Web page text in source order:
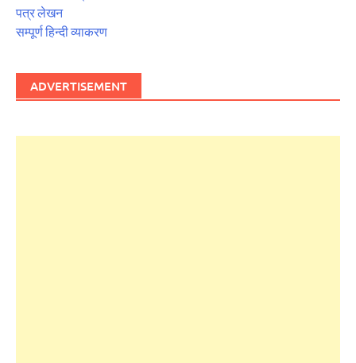
पत्र लेखन
सम्पूर्ण हिन्दी व्याकरण
ADVERTISEMENT